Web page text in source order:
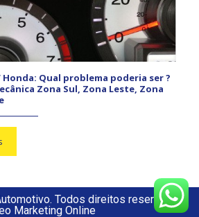
Honda: Qual problema poderia ser ?
Zona Sul, Zona Leste, Zona
Todos direitos reservados
Marketing Online